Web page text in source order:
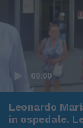
00:00
Leonardo
in ospedale.